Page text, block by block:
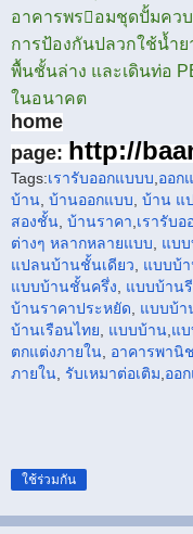
อาคารพรอมชุดปั้มคว
การป้องกันปลวกใช้น้ำ
พื้นชั้นล่าง และเดินท่อ
ในอนาคต
home
page: http://
Tags:เรารับออกแบบบ ออก
บ้าน บ้านออกแบบ บ้าน แ
สองชั้น บ้านราคา เรารับอ
ต่างๆ หลากหลายแบบ แบบ
แปลนบ้านชั้นเดียว
แบบบ้
แบบบ้านชั้นครึ่ง
แบบบ้าน
บ้านราคาประหยัด
แบบบ้า
บ้านเรือนไทย
แบบบ้าน แ
ตกแต่งภายใน อาคารพานิ
ภายใน รับเหมาต่อเติม ออ
ใช้ร่วมกัน